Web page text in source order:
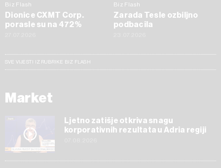
Biz Flash
Dionice CXMT Corp.
porasle su na 472%
Biz Flash
Zarada Tesle ozbiljno
podbacila
SVE VIJESTI IZ RUBRIKE BIZ FLASH
Market
Ljetno zatišje otkriva snagu
korporativnih rezultata u Adria regiji